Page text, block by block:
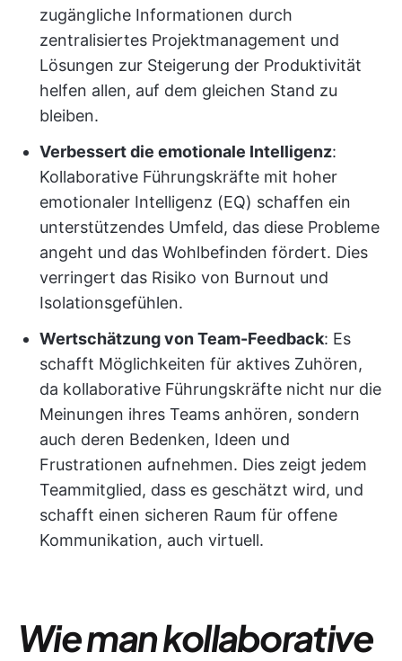
zugängliche Informationen durch
zentralisiertes Projektmanagement und
Lösungen zur Steigerung der Produktivität
helfen allen, auf dem gleichen Stand zu
bleiben.
Verbessert die emotionale Intelligenz:
Kollaborative Führungskräfte mit hoher
emotionaler Intelligenz (EQ) schaffen ein
unterstützendes Umfeld, das diese Probleme
angeht und das Wohlbefinden fördert. Dies
verringert das Risiko von Burnout und
Isolationsgefühlen.
Wertschätzung von Team-Feedback: Es
schafft Möglichkeiten für aktives Zuhören,
da kollaborative Führungskräfte nicht nur die
Meinungen ihres Teams anhören, sondern
auch deren Bedenken, Ideen und
Frustrationen aufnehmen. Dies zeigt jedem
Teammitglied, dass es geschätzt wird, und
schafft einen sicheren Raum für offene
Kommunikation, auch virtuell.
Wie man kollaborative